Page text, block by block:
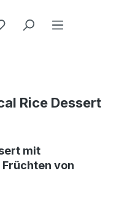
Rice Dessert
mit
von